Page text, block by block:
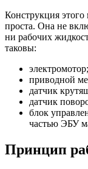
Конструкция
проста. Она не
ни рабочих
таковы:
электромотор;
приводной
датчик
датчик
блок
частью ЭБУ
Принцип